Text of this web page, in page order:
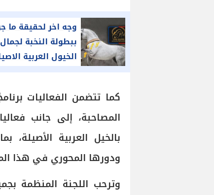
وجه اخر لحقيقة ما
ببطولة النخبة لجمال
الخيول العربية
كما تتضمن الفعاليات
المصاحبة، إلى جانب
بالخيل العربية الأصيلة،
ودورها المحوري في هذا
وترحب اللجنة المنظمة